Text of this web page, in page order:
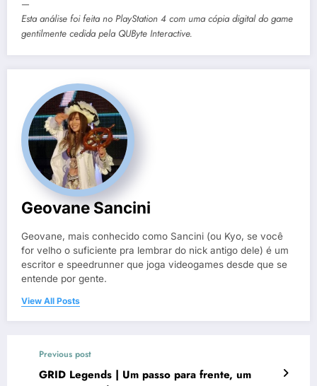
—
Esta análise foi feita no PlayStation 4 com uma cópia digital do game
gentilmente cedida pela QUByte Interactive.
Geovane Sancini
Geovane, mais conhecido como Sancini (ou Kyo, se você
for velho o suficiente pra lembrar do nick antigo dele) é um
escritor e speedrunner que joga videogames desde que se
entende por gente.
View All Posts
Previous post
GRID Legends | Um passo para frente, um